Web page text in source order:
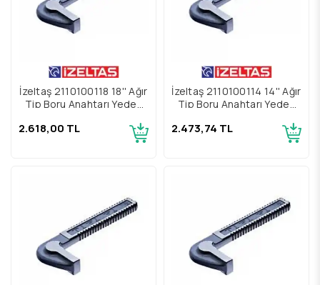
İzeltaş 2110100118 18'' Ağır
Tip Boru Anahtarı Yedek
2.618,00 TL
İzeltaş 2110100114 14'' Ağır
Tip Boru Anahtarı Yedek
2.473,74 TL